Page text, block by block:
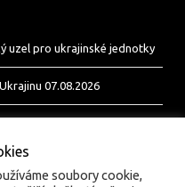
uzel pro ukrajinské jednotky
07.08.2026
soubory cookie,